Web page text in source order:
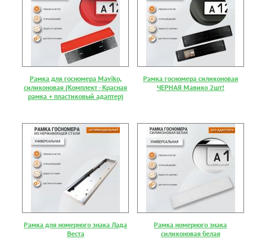
Рамка для госномера Maviko,
силиконовая (Комплект - Красная
рамка + пластиковый адаптер)
Рамка госномера силиконовая
ЧЕРНАЯ Мавико 2шт!
Рамка для номерного знака Лада
Веста
Рамка номерного знака
силиконовая белая